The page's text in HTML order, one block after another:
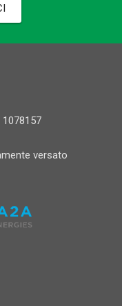
1078157
versato